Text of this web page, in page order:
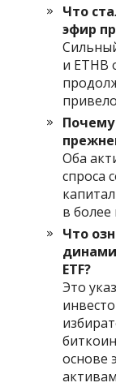
Что
эфир
и ETHB
Почему
Оба
спроса
в более
Что
ETF?
Это
основе